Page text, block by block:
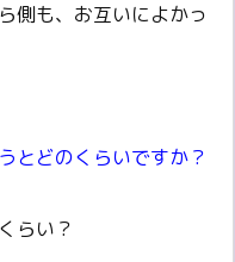
側も、お互いによかっ
とどのくらいですか？
らい？